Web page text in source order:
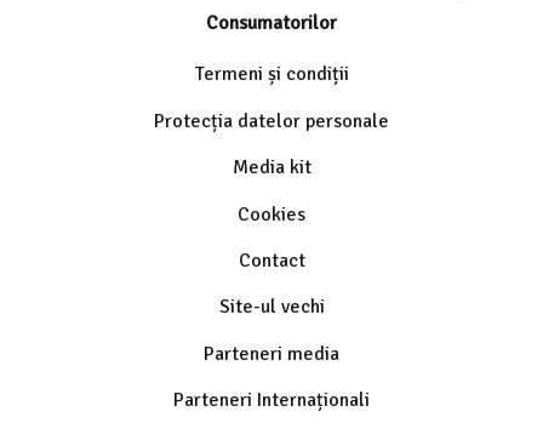
Consumatorilor
Termeni și condiții
Protecția datelor personale
Media kit
Cookies
Contact
Site-ul vechi
Parteneri media
Parteneri Internaționali